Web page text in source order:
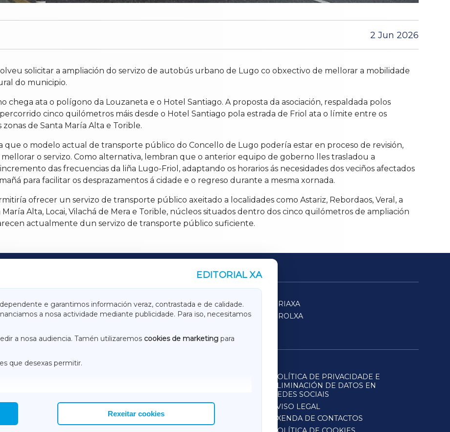
2 Jun 2026
solicitar a ampliación do servizo de autobús urbano de Lugo co obxectivo de mellorar a mobilidade
do municipio.
chega ata o polígono da Louzaneta e o Hotel Santiago. A proposta da asociación, respaldada polos
cinco quilómetros máis desde o Hotel Santiago pola estrada de Friol ata o límite entre os
de Santa María Alta e Torible.
que o modelo actual de transporte público do Concello de Lugo podería estar en proceso de revisión,
o servizo. Como alternativa, lembran que o anterior equipo de goberno lles trasladou a
das frecuencias da liña Lugo-Friol, adaptando os horarios ás necesidades dos veciños afectados
para facilitar os desprazamentos á cidade e o regreso durante a mesma xornada.
ofrecer un servizo de transporte público axeitado a localidades como Astariz, Rebordaos, Veral, a
María Alta, Locai, Vilachá de Mera e Torible, núcleos situados dentro dos cinco quilómetros de ampliación
actualmente dun servizo de transporte público suficiente.
EDITORIAL XA
e garantimos información veraz, contrastada e de calidade.
a nosa actividade mediante publicidade. Para iso, necesitamos
a nosa audiencia. Tamén utilizaremos cookies de marketing para
que desexas permitir.
Rexeitar cookies
TERRACHAXA
SARRIAXA
ACORUÑAXA
FERROLXA
HEMEROTECA
POLÍTICA DE PRIVACIDADE E
ELIMINACIÓN DE DATOS EN
REDES SOCIAIS
AVISO LEGAL
AXENDA DE CONTACTOS